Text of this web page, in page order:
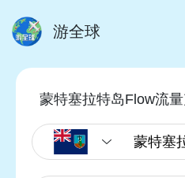
游全球
蒙特塞拉特岛Flow流